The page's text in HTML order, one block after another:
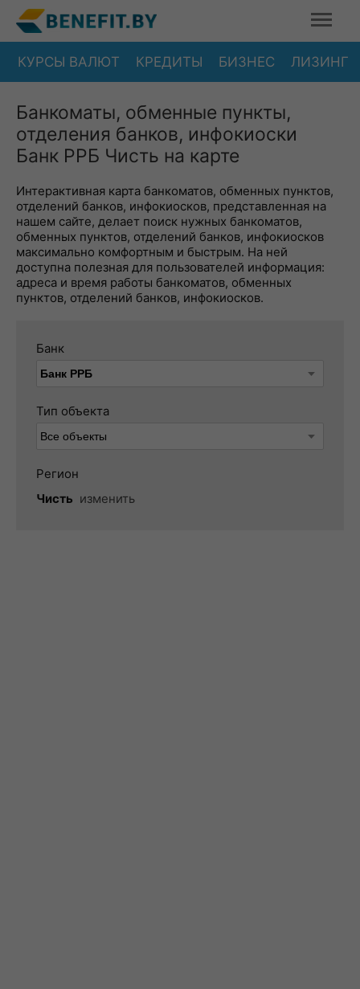
КУРСЫ ВАЛЮТ КРЕДИТЫ БИЗНЕС ЛИЗИНГ
Банкоматы, обменные пункты,
отделения банков, инфокиоски
Банк РРБ Чисть на карте
Интерактивная карта банкоматов, обменных пунктов,
отделений банков, инфокиосков, представленная на
нашем сайте, делает поиск нужных банкоматов,
обменных пунктов, отделений банков, инфокиосков
максимально комфортным и быстрым. На ней
доступна полезная для пользователей информация:
адреса и время работы банкоматов, обменных
пунктов, отделений банков, инфокиосков.
Банк
Тип объекта
Регион
Чисть изменить